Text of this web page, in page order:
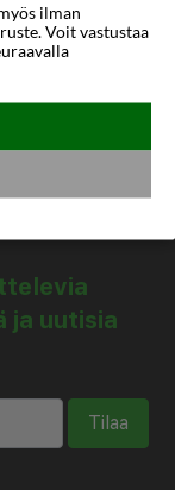
ja uutisia
Tilaa
ilman
Voit vastustaa